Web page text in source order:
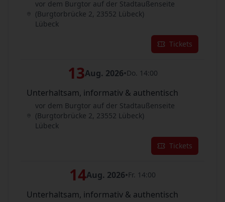
vor dem Burgtor auf der Stadtaußenseite
(Burgtorbrücke 2, 23552 Lübeck)
Lübeck
Tickets
13Aug. 2026•Do. 14:00
Unterhaltsam, informativ & authentisch
vor dem Burgtor auf der Stadtaußenseite
(Burgtorbrücke 2, 23552 Lübeck)
Lübeck
Tickets
14Aug. 2026•Fr. 14:00
Unterhaltsam, informativ & authentisch